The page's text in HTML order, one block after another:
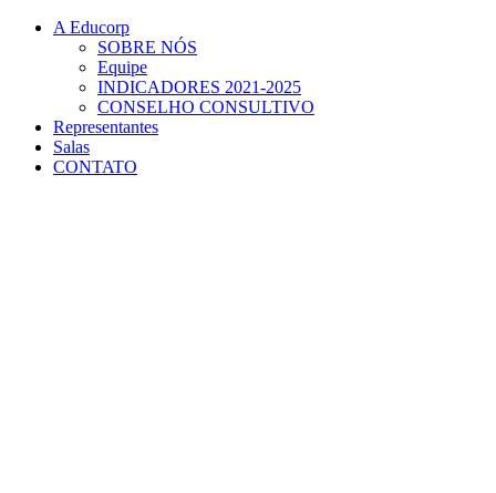
Conteúdo principal
A Educorp
SOBRE NÓS
Equipe
INDICADORES 2021-2025
CONSELHO CONSULTIVO
Representantes
Salas
CONTATO